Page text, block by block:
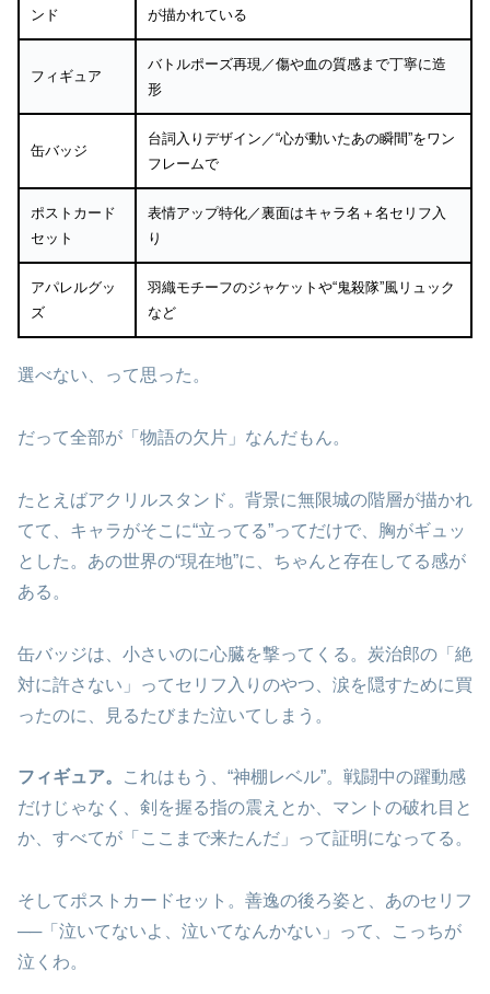
ンド
が描かれている
フィギュア
バトルポーズ再現／傷や血の質感まで丁寧に造
形
缶バッジ
台詞入りデザイン／“心が動いたあの瞬間”をワン
フレームで
ポストカード
セット
表情アップ特化／裏面はキャラ名＋名セリフ入
り
アパレルグッ
ズ
羽織モチーフのジャケットや“鬼殺隊”風リュック
など
選べない、って思った。
だって全部が「物語の欠片」なんだもん。
たとえばアクリルスタンド。背景に無限城の階層が描かれ
てて、キャラがそこに“立ってる”ってだけで、胸がギュッ
とした。あの世界の“現在地”に、ちゃんと存在してる感が
ある。
缶バッジは、小さいのに心臓を撃ってくる。炭治郎の「絶
対に許さない」ってセリフ入りのやつ、涙を隠すために買
ったのに、見るたびまた泣いてしまう。
フィギュア。
これはもう、“神棚レベル”。戦闘中の躍動感
だけじゃなく、剣を握る指の震えとか、マントの破れ目と
か、すべてが「ここまで来たんだ」って証明になってる。
そしてポストカードセット。善逸の後ろ姿と、あのセリフ
──「泣いてないよ、泣いてなんかない」って、こっちが
泣くわ。